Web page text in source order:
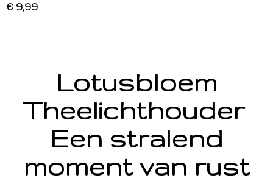
€ 9,99
Lotusbloem
Theelichthouder
Een stralend
moment van rust